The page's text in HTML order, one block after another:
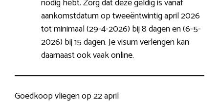
aankomstdatum op tweeëntwintig april 2026
tot minimaal (29-4-2026) bij 8 dagen en (6-5-
2026) bij 15 dagen. Je visum verlengen kan
daarnaast ook vaak online.
Goedkoop vliegen op 22 april